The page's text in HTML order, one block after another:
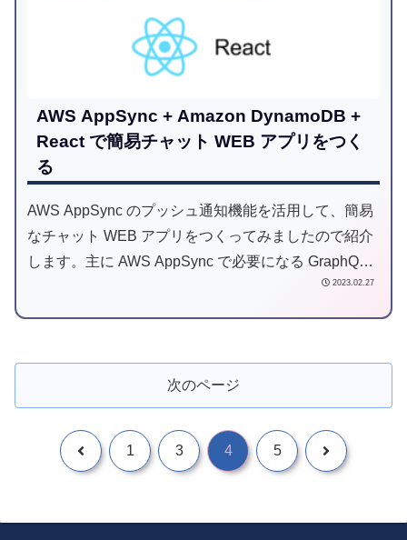
AWS AppSync + Amazon DynamoDB +
React で簡易チャット WEB アプリをつく
る
AWS AppSync のプッシュ通知機能を活用して、簡易
なチャット WEB アプリをつくってみましたので紹介
します。主に AWS AppSync で必要になる GraphQL
2023.02.27
次のページ
1 3 4 5